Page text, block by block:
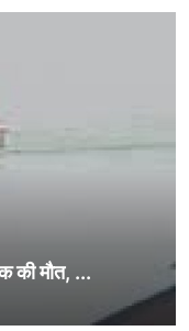
की मौत, ...